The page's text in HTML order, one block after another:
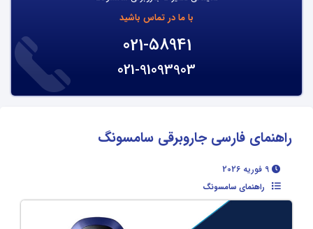
با ما در تماس باشید
021-58941
021-91093903
راهنمای فارسی جاروبرقی سامسونگ
راهنمای سامسونگ